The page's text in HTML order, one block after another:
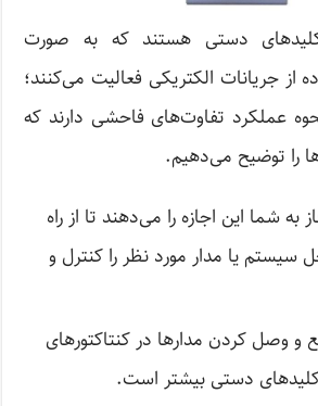
کلید‌های دستی هستند که به صورت
از جریانات الکتریکی فعالیت می‌کنند؛
عملکرد تفاوت‌های فاحشی دارند که
را توضیح می‌دهیم.
به شما این اجازه را می‌دهند تا از راه
سیستم یا مدار مورد نظر را کنترل و
کردن مدارها در کنتاکتور‌های
دستی بیشتر است.